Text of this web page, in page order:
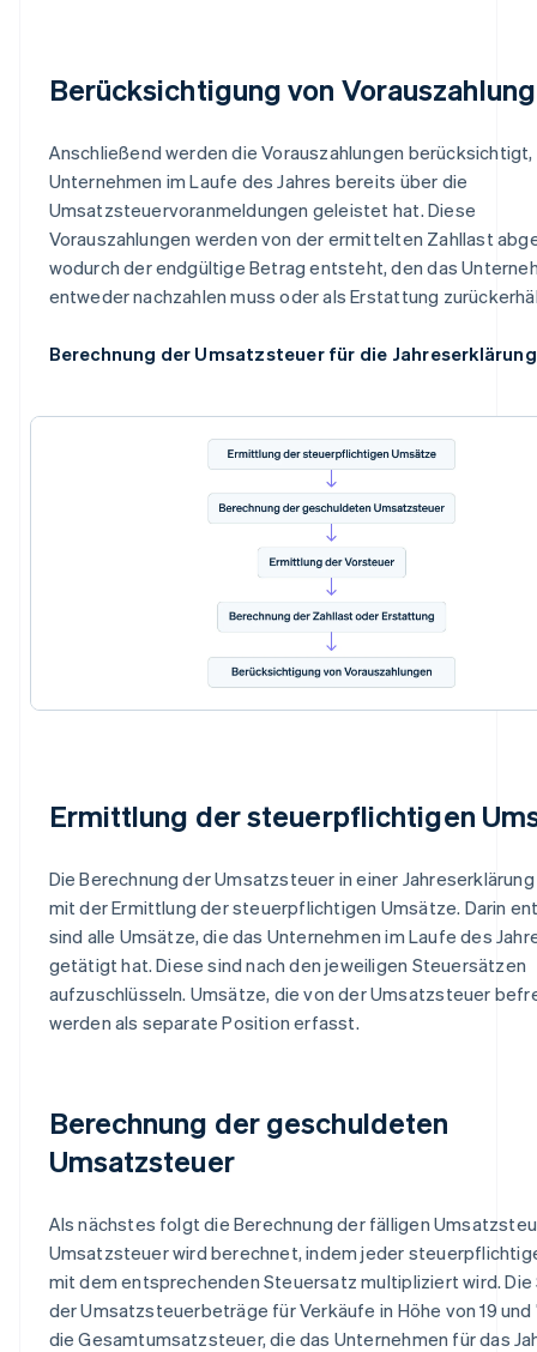
Berücksichtigung von
Anschließend werden die Vorauszahlungen
Unternehmen im Laufe des Jahres bereits über die
Umsatzsteuervoranmeldungen geleistet hat. Diese
Vorauszahlungen werden von der ermittelten Zahllast
wodurch der endgültige Betrag entsteht, den das
entweder nachzahlen muss oder als Erstattung
Berechnung der Umsatzsteuer für die Jahreserklärung
Ermittlung der steuerpflichtigen
Die Berechnung der Umsatzsteuer in einer
mit der Ermittlung der steuerpflichtigen Umsätze. Darin
sind alle Umsätze, die das Unternehmen im Laufe des
getätigt hat. Diese sind nach den jeweiligen Steuersätzen
aufzuschlüsseln. Umsätze, die von der Umsatzsteuer
werden als separate Position erfasst.
Berechnung der geschuldeten
Umsatzsteuer
Als nächstes folgt die Berechnung der fälligen
Umsatzsteuer wird berechnet, indem jeder
mit dem entsprechenden Steuersatz multipliziert wird. Die
der Umsatzsteuerbeträge für Verkäufe in Höhe von 19 und
die Gesamtumsatzsteuer, die das Unternehmen für das